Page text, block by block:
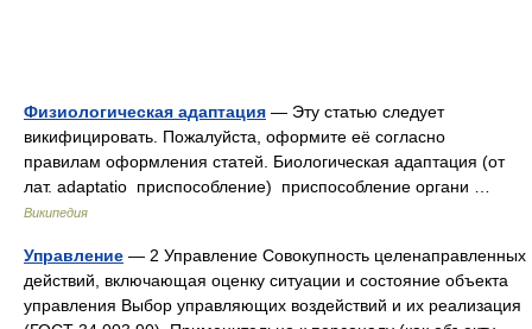
Физиологическая адаптация — Эту статью следует
викифицировать. Пожалуйста, оформите её согласно
правилам оформления статей. Биологическая адаптация (от
лат. adaptatio приспособление) приспособление органи …
Википедия
Управление — 2 Управление Совокупность целенаправленных
действий, включающая оценку ситуации и состояние объекта
управления Выбор управляющих воздействий и их реализация